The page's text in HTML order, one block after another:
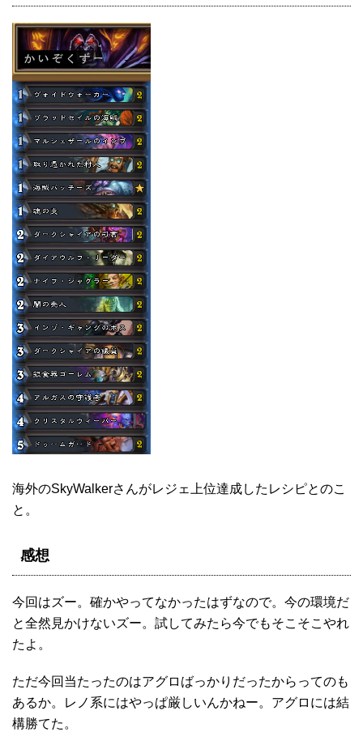
海外のSkyWalkerさんがレジェ上位達成したレシピとのこ
と。
感想
今回はズー。確かやってなかったはずなので。今の環境だ
と全然見かけないズー。試してみたら今でもそこそこやれ
たよ。
ただ今回当たったのはアグロばっかりだったからってのも
あるか。レノ系にはやっぱ厳しいんかねー。アグロには結
構勝てた。